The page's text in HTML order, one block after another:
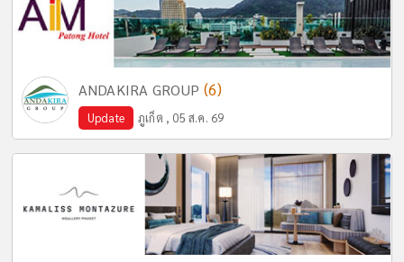
ANDAKIRA GROUP (6)
Update ภูเก็ต , 05 ส.ค. 69